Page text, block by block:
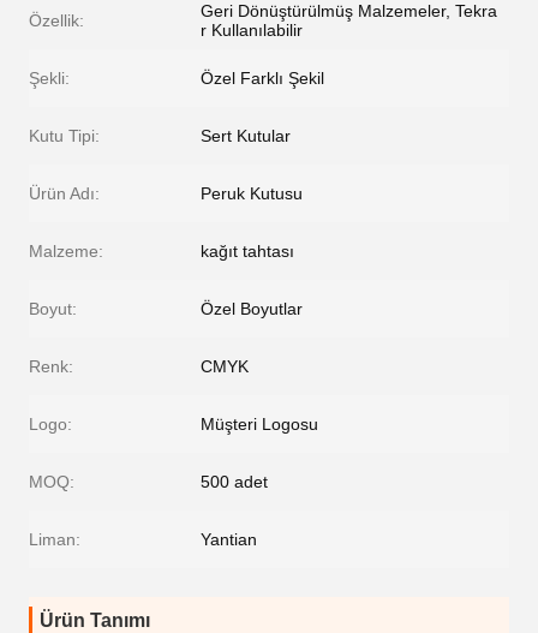
Özellik:
Geri Dönüştürülmüş Malzemeler, Tekra
r Kullanılabilir
Şekli: Özel Farklı Şekil
Kutu Tipi: Sert Kutular
Ürün Adı: Peruk Kutusu
Malzeme: kağıt tahtası
Boyut: Özel Boyutlar
Renk: CMYK
Logo: Müşteri Logosu
MOQ: 500 adet
Liman: Yantian
Ürün Tanımı